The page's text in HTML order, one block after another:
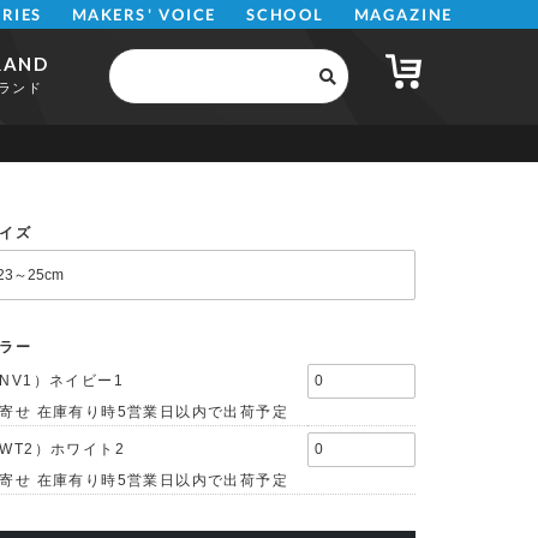
MAKERS' VOICE SCHOOL MAGAZINE
ンド
ズ
ー
NV1）ネイビー1
せ 在庫有り時5営業日以内で出荷予定
WT2）ホワイト2
せ 在庫有り時5営業日以内で出荷予定